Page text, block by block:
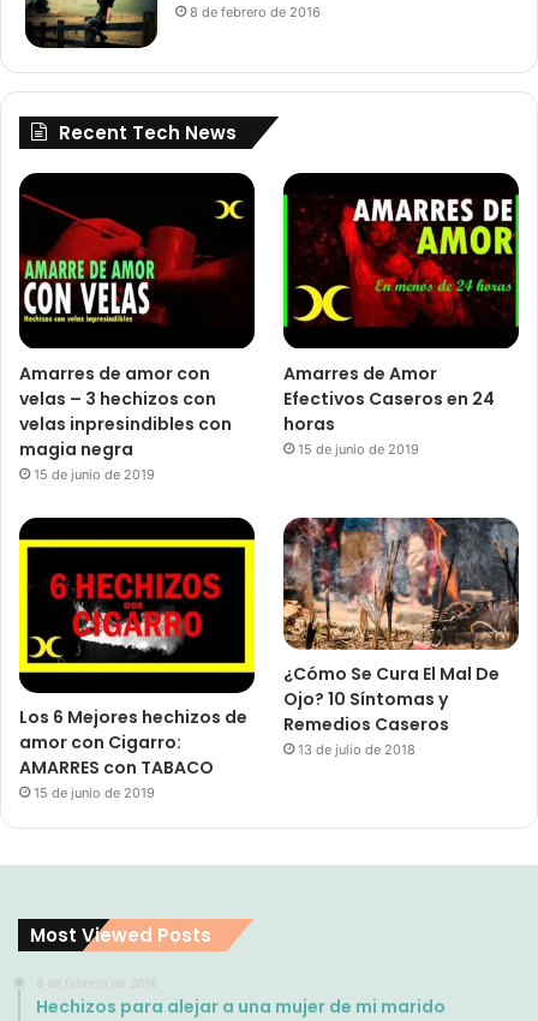
8 de febrero de 2016
Recent Tech News
Amarres de amor con
velas – 3 hechizos con
velas inpresindibles con
magia negra
15 de junio de 2019
Amarres de Amor
Efectivos Caseros en 24
horas
15 de junio de 2019
Los 6 Mejores hechizos de
amor con Cigarro:
AMARRES con TABACO
15 de junio de 2019
¿Cómo Se Cura El Mal De
Ojo? 10 Síntomas y
Remedios Caseros
13 de julio de 2018
Most Viewed Posts
8 de febrero de 2016
Hechizos para alejar a una mujer de mi marido